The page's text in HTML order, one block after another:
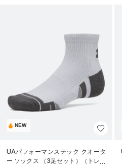
NEW
UAパフォーマンステック クオータ
ー ソックス （3足セット）（トレー